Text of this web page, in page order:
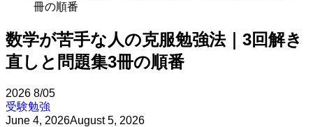
冊の順番
数学が苦手な人の克服勉強法｜3回解き
直しと問題集3冊の順番
2026 8/05
受験勉強
June 4, 2026August 5, 2026